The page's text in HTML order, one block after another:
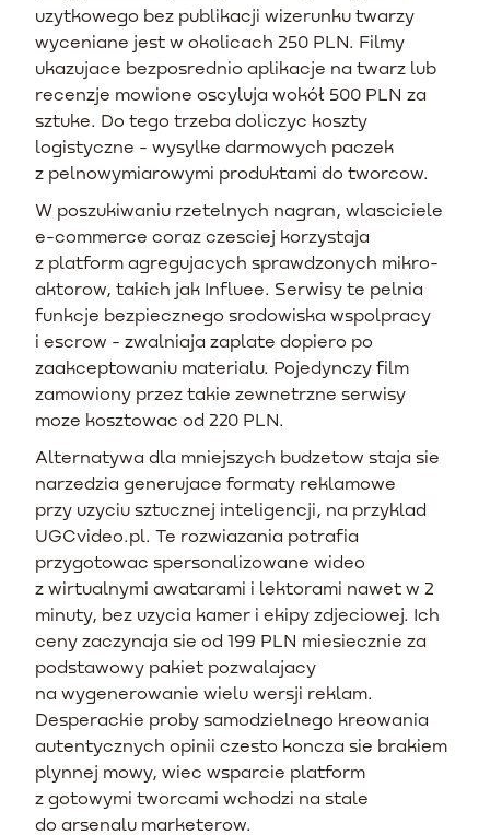
uzytkowego bez publikacji wizerunku twarzy
wyceniane jest w okolicach 250 PLN. Filmy
ukazujace bezposrednio aplikacje na twarz lub
recenzje mowione oscyluja wokół 500 PLN za
sztuke. Do tego trzeba doliczyc koszty
logistyczne - wysylke darmowych paczek
z pelnowymiarowymi produktami do tworcow.
W poszukiwaniu rzetelnych nagran, wlasciciele
e-commerce coraz czesciej korzystaja
z platform agregujacych sprawdzonych mikro-
aktorow, takich jak Influee. Serwisy te pelnia
funkcje bezpiecznego srodowiska wspolpracy
i escrow - zwalniaja zaplate dopiero po
zaakceptowaniu materialu. Pojedynczy film
zamowiony przez takie zewnetrzne serwisy
moze kosztowac od 220 PLN.
Alternatywa dla mniejszych budzetow staja sie
narzedzia generujace formaty reklamowe
przy uzyciu sztucznej inteligencji, na przyklad
UGCvideo.pl. Te rozwiazania potrafia
przygotowac spersonalizowane wideo
z wirtualnymi awatarami i lektorami nawet w 2
minuty, bez uzycia kamer i ekipy zdjeciowej. Ich
ceny zaczynaja sie od 199 PLN miesiecznie za
podstawowy pakiet pozwalajacy
na wygenerowanie wielu wersji reklam.
Desperackie proby samodzielnego kreowania
autentycznych opinii czesto koncza sie brakiem
plynnej mowy, wiec wsparcie platform
z gotowymi tworcami wchodzi na stale
do arsenalu marketerow.